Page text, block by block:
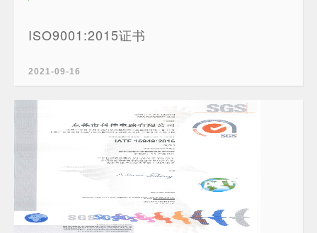
ISO9001:2015证书
2021-09-16